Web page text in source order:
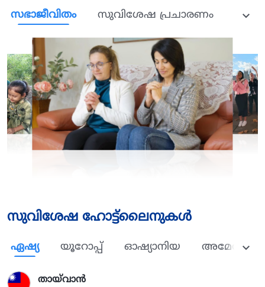
സഭാജീവിതം സുവിശേഷ പ്രചാരണം
സുവിശേഷ ഹോട്ട്ലൈനുകള്‍
ഏഷ്യ യൂറോപ്പ് ഓഷ്യാനിയ
തായ്‌വാൻ